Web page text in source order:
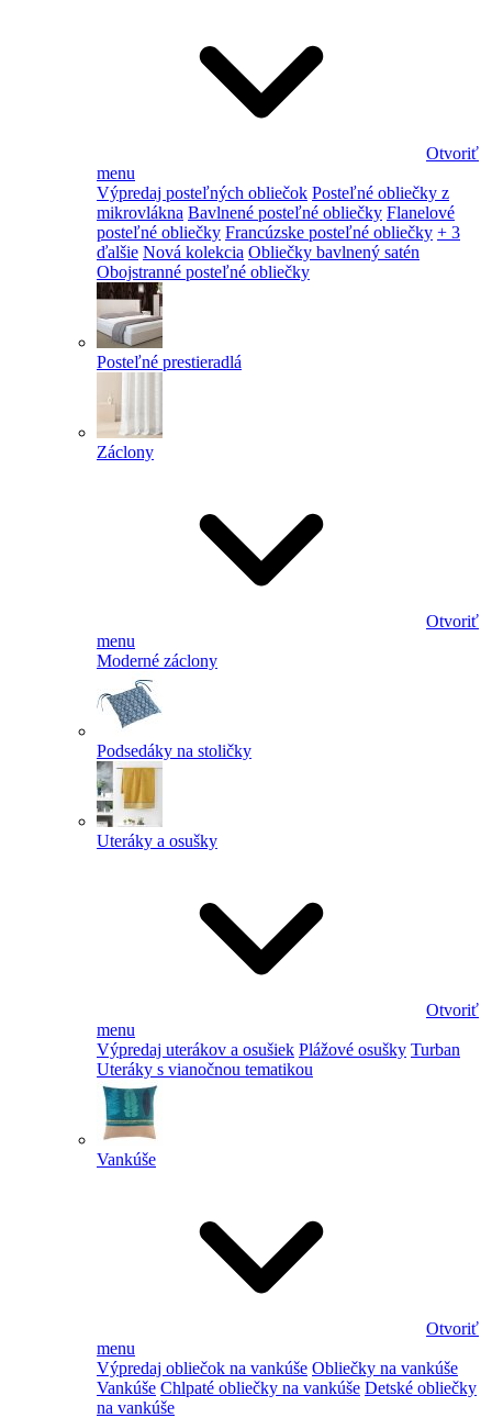
Otvoriť
menu
Výpredaj posteľných obliečok Posteľné obliečky z
mikrovlákna Bavlnené posteľné obliečky Flanelové
posteľné obliečky Francúzske posteľné obliečky + 3
ďalšie Nová kolekcia Obliečky bavlnený satén
Obojstranné posteľné obliečky
Posteľné prestieradlá
Záclony
Otvoriť
menu
Moderné záclony
Podsedáky na stoličky
Uteráky a osušky
Otvoriť
menu
Výpredaj uterákov a osušiek Plážové osušky Turban
Uteráky s vianočnou tematikou
Vankúše
Otvoriť
menu
Výpredaj obliečok na vankúše Obliečky na vankúše
Vankúše Chlpaté obliečky na vankúše Detské obliečky
na vankúše